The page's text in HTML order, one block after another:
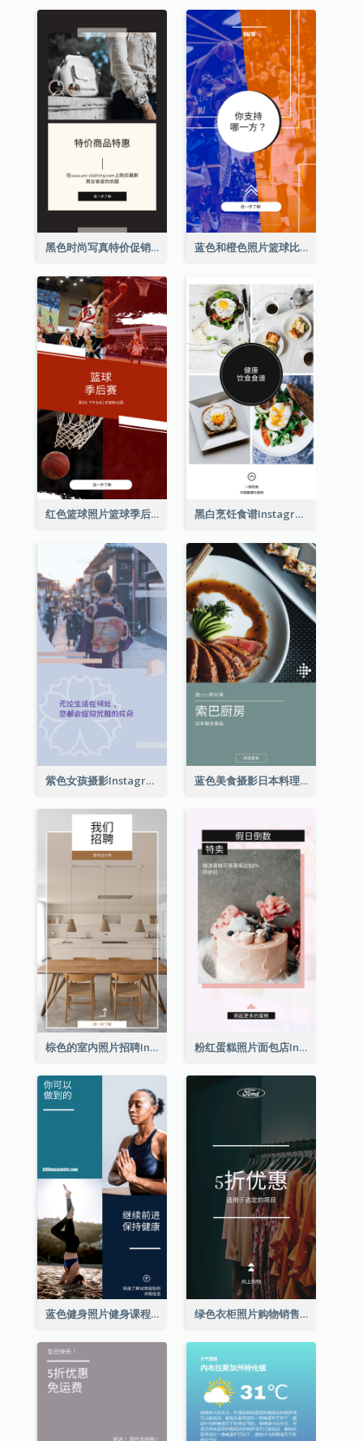
黑色时尚写真特价促销Instagram限时动态 蓝色和橙色照片篮球比赛Instagram限时动态
红色篮球照片篮球季后赛Instagram限时动态 黑白烹饪食谱Instagram限时动态
紫色女孩摄影Instagram限时动态 蓝色美食摄影日本料理Instagram限时动态
棕色的室内照片招聘Instagram限时动态 粉红蛋糕照片面包店Instagram限时动态
蓝色健身照片健身课程Instagram限时动态 绿色衣柜照片购物销售Instagram限时动态